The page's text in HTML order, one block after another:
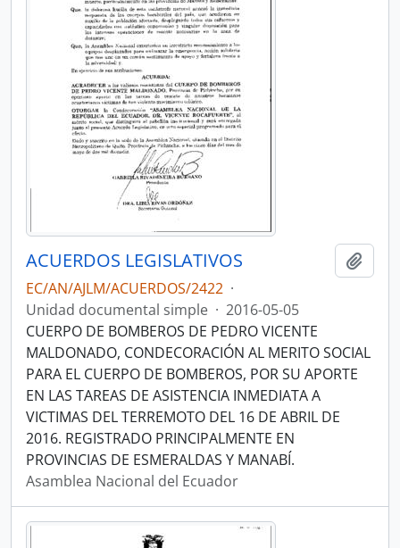
ACUERDOS LEGISLATIVOS
EC/AN/AJLM/ACUERDOS/2422 ·
Unidad documental simple · 2016-05-05
CUERPO DE BOMBEROS DE PEDRO VICENTE
MALDONADO, CONDECORACIÓN AL MERITO SOCIAL
PARA EL CUERPO DE BOMBEROS, POR SU APORTE
EN LAS TAREAS DE ASISTENCIA INMEDIATA A
VICTIMAS DEL TERREMOTO DEL 16 DE ABRIL DE
2016. REGISTRADO PRINCIPALMENTE EN
PROVINCIAS DE ESMERALDAS Y MANABÍ.
Asamblea Nacional del Ecuador